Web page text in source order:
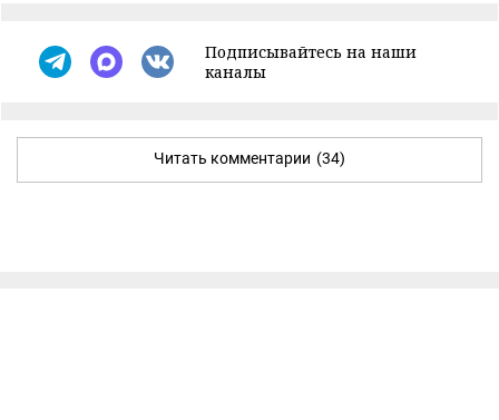
Подписывайтесь на наши
каналы
Читать комментарии (34)